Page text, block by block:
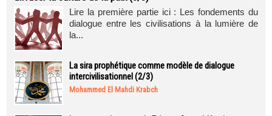
Lire la première partie ici : Les fondements du
dialogue entre les civilisations à la lumière de
la...
La sira prophétique comme modèle de dialogue
intercivilisationnel (2/3)
Mohammed El Mahdi Krabch